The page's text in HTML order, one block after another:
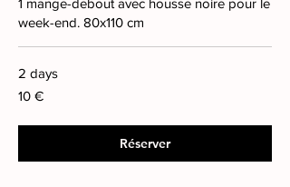
week-end. 80x110 cm
2 days
10
euros
10 €
Réserver